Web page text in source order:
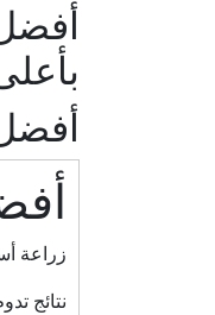
زراعة
نتائج